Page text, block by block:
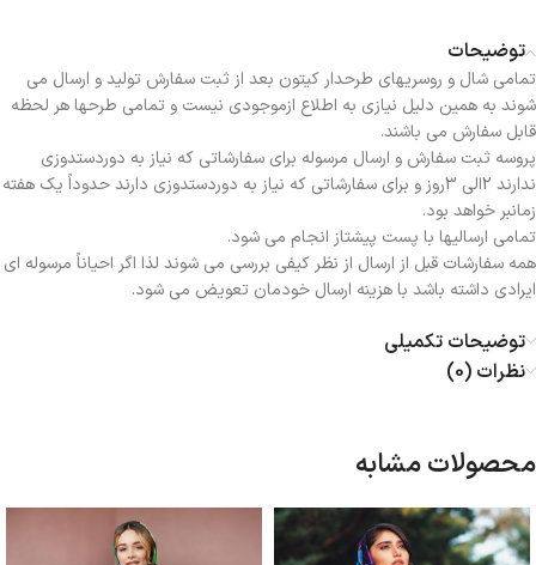
توضیحات
تمامی شال و روسریهای طرحدار کیتون بعد از ثبت سفارش تولید و ارسال می
شوند به همین دلیل نیازی به اطلاع ازموجودی نیست و تمامی طرحها هر لحظه
قابل سفارش می باشند.
پروسه ثبت سفارش و ارسال مرسوله برای سفارشاتی که نیاز به دوردستدوزی
ندارند 2الی 3روز و برای سفارشاتی که نیاز به دوردستدوزی دارند حدوداً یک هفته
زمانبر خواهد بود.
تمامی ارسالیها با پست پیشتاز انجام می شود.
همه سفارشات قبل از ارسال از نظر کیفی بررسی می شوند لذا اگر احیاناً مرسوله ای
ایرادی داشته باشد با هزینه ارسال خودمان تعویض می شود.
توضیحات تکمیلی
نظرات (0)
محصولات مشابه